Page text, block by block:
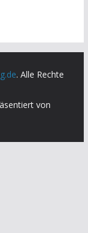
. Alle Rechte
von